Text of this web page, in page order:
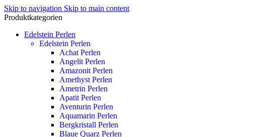
Skip to navigation Skip to main content
Produktkategorien
Edelstein Perlen
Edelstein Perlen
Achat Perlen
Angelit Perlen
Amazonit Perlen
Amethyst Perlen
Ametrin Perlen
Apatit Perlen
Aventurin Perlen
Aquamarin Perlen
Bergkristall Perlen
Blaue Quarz Perlen